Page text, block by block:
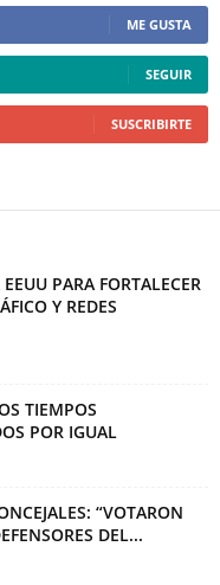
ME GUSTA
SEGUIR
SUSCRIBIRTE
PARA FORTALECER
Y REDES
TIEMPOS
POR IGUAL
“VOTARON
DEL...